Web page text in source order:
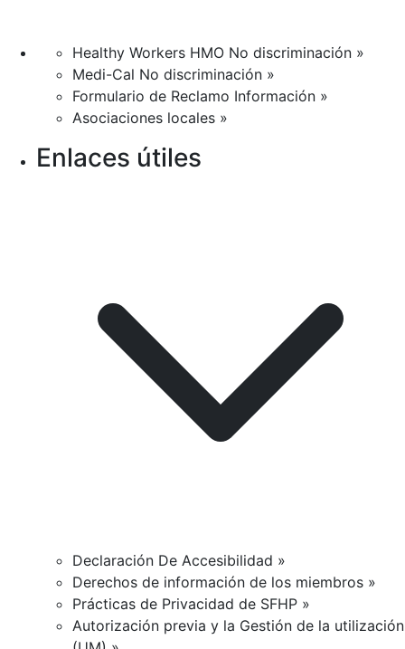
Healthy Workers HMO No discriminación »
Medi-Cal No discriminación »
Formulario de Reclamo Información »
Asociaciones locales »
Enlaces útiles
Declaración De Accesibilidad »
Derechos de información de los miembros »
Prácticas de Privacidad de SFHP »
Autorización previa y la Gestión de la utilización